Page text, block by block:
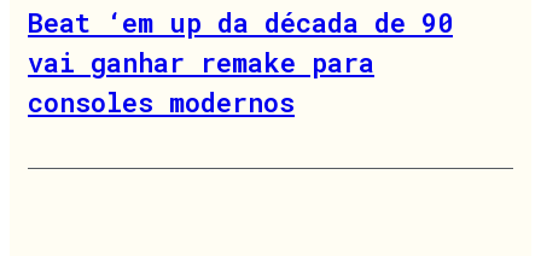
Beat ‘em up da década de 90
vai ganhar remake para
consoles modernos